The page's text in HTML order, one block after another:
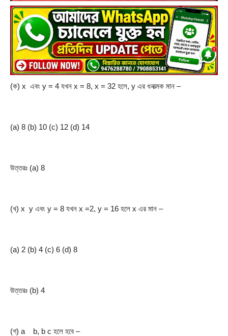
(ক) x  এবং y = 4 যখন x = 8, x = 32 হলে, y এর ধনাত্মক মান –
(a) 8 (b) 10 (c) 12 (d) 14
উত্তরঃ (a) 8
(খ) x  y এবং y = 8 যখন x =2, y = 16 হলে x এর মান –
(a) 2 (b) 4 (c) 6 (d) 8
উত্তরঃ (b) 4
(গ) a    b, b c হলে হবে –